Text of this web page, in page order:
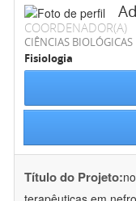
COORDENADOR(A)
CIÊNCIAS BIOLÓGICAS
Fisiologia
Título do Projeto: